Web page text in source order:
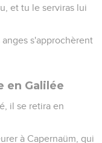
son frère, qui
pêcheurs ;
ferai pêcheurs
autres frères,
dans la nacelle
leurs filets, et il les